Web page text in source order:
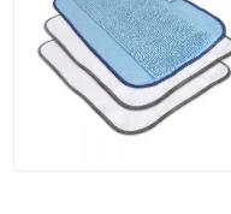
$ 165,900.
$ 69,900.